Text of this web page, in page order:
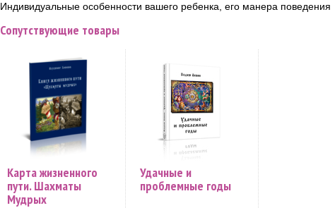
Индивидуальные особенности вашего ребенка, его манера поведения
Сопутствующие товары
Карта жизненного
пути. Шахматы
Мудрых
Удачные и
проблемные годы